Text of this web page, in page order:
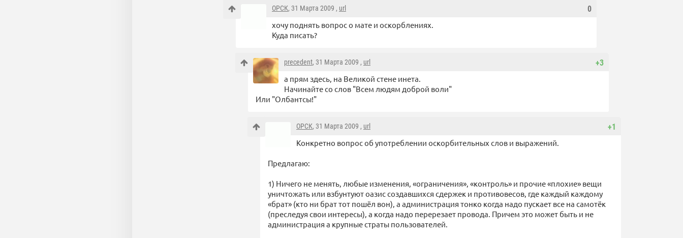
0
ОРСК, 31 Марта 2009 , url
хочу поднять вопрос о мате и оскорблениях.
Куда писать?
+3
precedent, 31 Марта 2009 , url
а прям здесь, на Великой стене инета.
Начинайте со слов "Всем людям доброй воли"
Или "Олбантсы!"
+1
ОРСК, 31 Марта 2009 , url
Конкретно вопрос об употреблении оскорбительных слов и выражений.
Предлагаю:
1) Ничего не менять, любые изменения, «ограничения», «контроль» и прочие «плохие» вещи
уничтожать или взбунтуют оазис создавшихся сдержек и противовесов, где каждый каждому
«брат» (кто ни брат тот пошёл вон), а администрация тонко когда надо пускает все на самотёк
(преследуя свои интересы), а когда надо перерезает провода. Причем это может быть и не
администрация а крупные страты пользователей.